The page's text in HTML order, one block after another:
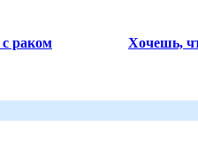
с раком
Хочешь,